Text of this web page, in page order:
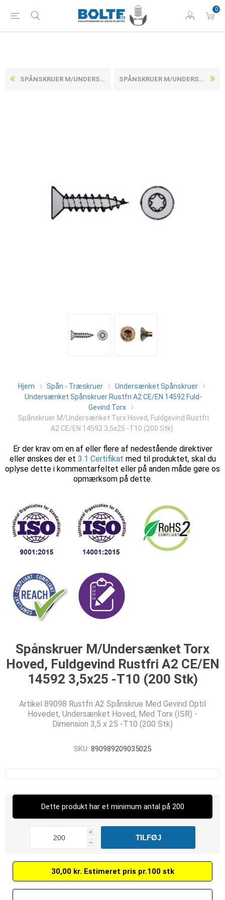
0
SPÅNSKRUER M/UNDERSÆNKET TORX HOVED, FULDGEVIND RUSTFRI A2 CE/EN 14592 3,5X25 -T10 (1000 STK) SPÅNSKRUER M/UNDERSÆNKET TORX HOVED, FULDGEVIND RUSTFRI A2 CE/EN 14592 3,5X30 -T10 (1000 STK)
Hjem Spån - Træskruer
Undersænket Spånskruer
Undersænket Spånskruer Rustfri A2 CE/EN 14592 Fuld-
Gevind Torx
Spånskruer M/Undersænket Torx Hoved, Fuldgevind Rustfri
A2 CE/EN 14592 3,5x25 -T10 (200 Stk)
Er der krav om en af eller flere af nedestående direktiver
eller ønskes der et 3.1 Certifikat med til produktet, skal du
oplyse dette i kommentarfeltet eller på anden måde gøre os
opmærksom på dette.
Spånskruer M/Undersænket Torx
Hoved, Fuldgevind Rustfri A2 CE/EN
14592 3,5x25 -T10 (200 Stk)
Artikel 89098 Rustfri A2 Spånskrue Med Gevind Optil
Hovedet, Undersænket Hoved, Med Torx (ISR) -
Dimension 3,5 x 25 -T10 (200 Stk)
SKU: 890989209035025
Dette produkt har et minimum antal på 200
i
h
30,00 kr. Estimeret pris pr.100 stk